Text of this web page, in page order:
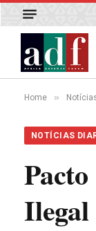
Home »
NOTÍCIAS
Ilegal